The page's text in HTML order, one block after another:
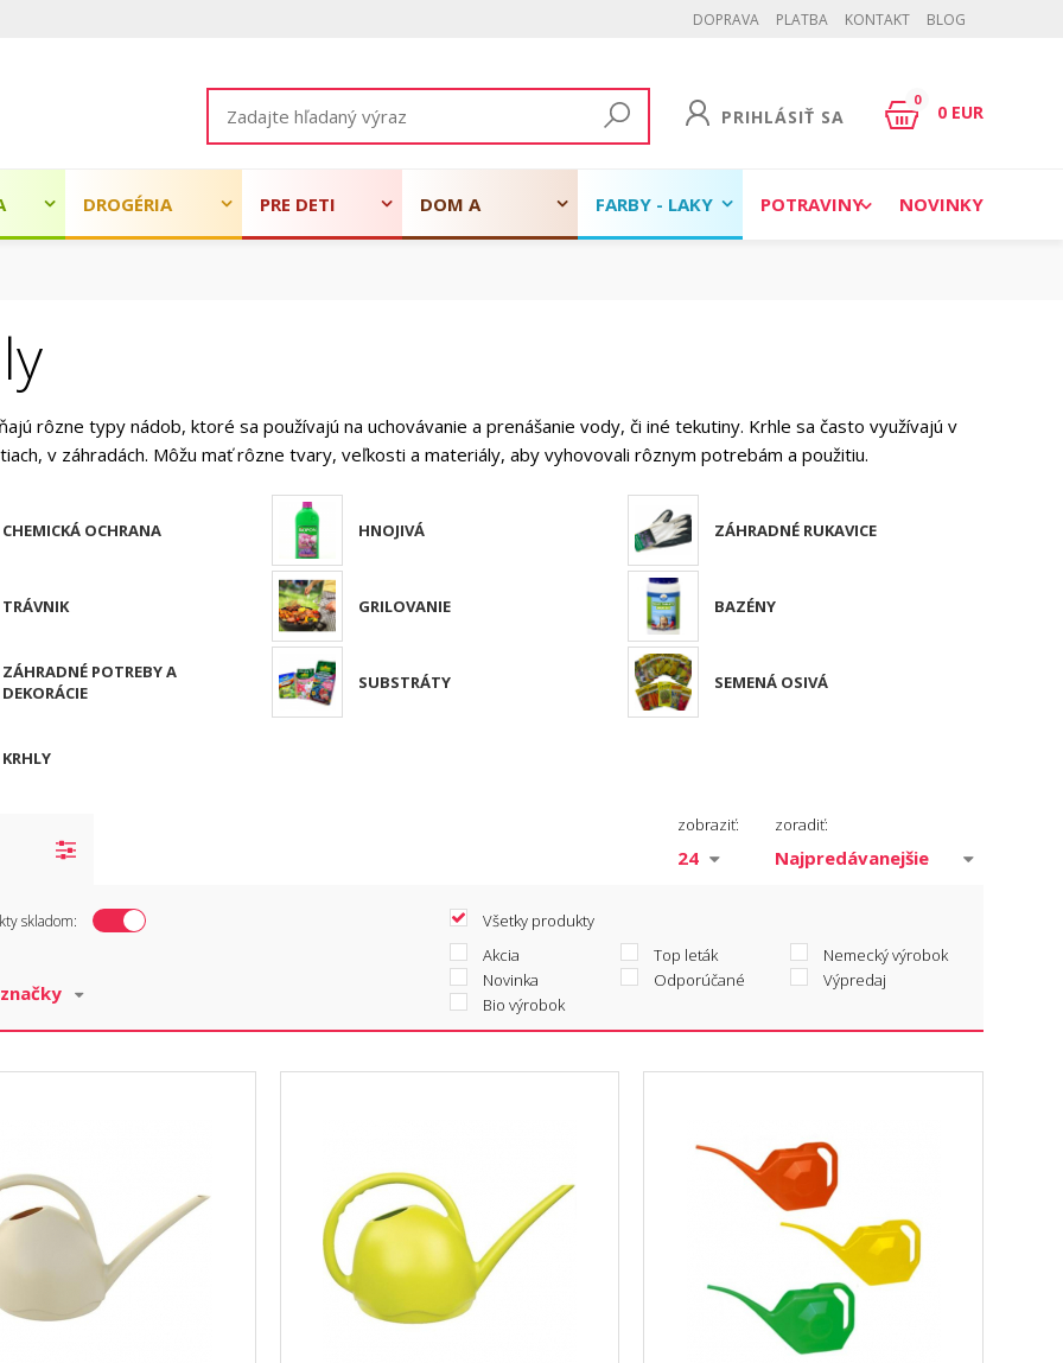
DOPRAVA PLATBA KONTAKT BLOG
PRIHLÁSIŤ SA
0
0 EUR
DROGÉRIA PRE DETI DOM A FARBY - LAKY POTRAVINY NOVINKY
rôzne typy nádob, ktoré sa používajú na uchovávanie a prenášanie vody, či iné tekutiny. Krhle sa často využívajú v
v záhradách. Môžu mať rôzne tvary, veľkosti a materiály, aby vyhovovali rôznym potrebám a použitiu.
CHEMICKÁ OCHRANA HNOJIVÁ ZÁHRADNÉ RUKAVICE
TRÁVNIK GRILOVANIE BAZÉNY
ZÁHRADNÉ POTREBY A
DEKORÁCIE
SUBSTRÁTY SEMENÁ OSIVÁ
KRHLY
zobraziť: zoradiť:
skladom:
Všetky produkty
Akcia
Top leták
Nemecký výrobok
Novinka
Odporúčané
Výpredaj
Bio výrobok